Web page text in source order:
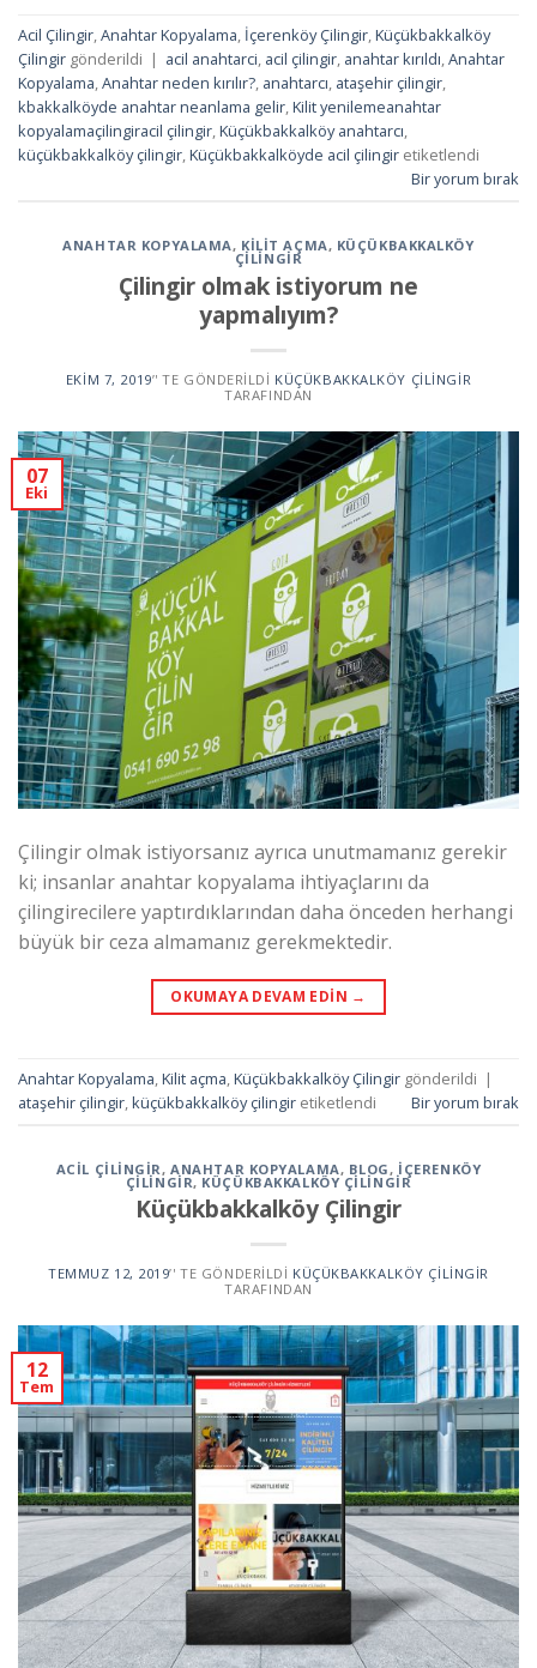
Acil Çilingir,Anahtar Kopyalama, İçerenköy Çilingir,Küçükbakkalköy
Çilingir gönderildi | acil anahtarci, acil çilingir, anahtar kırıldı,Anahtar
Kopyalama,Anahtar neden kırılır?, anahtarcı, ataşehir çilingir,
kbakkalköyde anahtar neanlama gelir,Kilit yenilemeanahtar
kopyalamaçilingiracil çilingir,Küçükbakkalköy anahtarcı,
küçükbakkalköy çilingir,Küçükbakkalköyde acil çilingir etiketlendi
Bir yorum bırak
ANAHTAR KOPYALAMA, KILIT AÇMA, KÜÇÜKBAKKALKÖY
ÇILINGIR
Çilingir olmak istiyorum ne
yapmalıyım?
EKIM 7, 2019’' TE GÖNDERILDI KÜÇÜKBAKKALKÖY ÇILINGIR
TARAFINDAN
07
Eki
Çilingir olmak istiyorsanız ayrıca unutmamanız gerekir
ki; insanlar anahtar kopyalama ihtiyaçlarını da
çilingirecilere yaptırdıklarından daha önceden herhangi
büyük bir ceza almamanız gerekmektedir.
OKUMAYA DEVAM EDIN →
Anahtar Kopyalama,Kilit açma,Küçükbakkalköy Çilingir gönderildi |
ataşehir çilingir,küçükbakkalköy çilingir etiketlendi Bir yorum bırak
ACIL ÇILINGIR ,ANAHTAR KOPYALAMA, BLOG , İÇERENKÖY
ÇILINGIR, KÜÇÜKBAKKALKÖY ÇILINGIR
Küçükbakkalköy Çilingir
TEMMUZ 12, 2019’' TE GÖNDERILDI KÜÇÜKBAKKALKÖY ÇILINGIR
TARAFINDAN
12
Tem